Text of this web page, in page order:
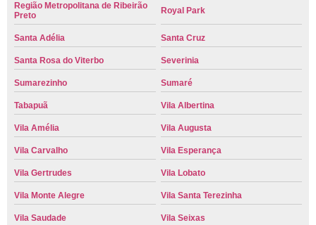
Região Metropolitana de Ribeirão
Preto
Royal Park
Santa Adélia Santa Cruz
Santa Rosa do Viterbo Severinia
Sumarezinho Sumaré
Tabapuã Vila Albertina
Vila Amélia Vila Augusta
Vila Carvalho Vila Esperança
Vila Gertrudes Vila Lobato
Vila Monte Alegre Vila Santa Terezinha
Vila Saudade Vila Seixas